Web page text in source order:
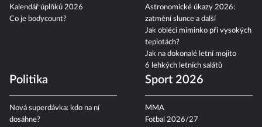
Kalendář úplňků 2026
Co je bodycount?
Astronomické úkazy 2026:
zatmění slunce a další
Jak obléci miminko při vysokých
teplotách?
Jak na dokonalé letní mojito
6 lehkých letních salátů
Politika
Nová superdávka: kdo na ní
dosáhne?
Sport 2026
MMA
Fotbal 2026/27